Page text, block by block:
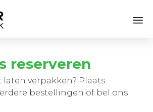
reserveren
laten verpakken? Plaats
bestellingen of bel ons